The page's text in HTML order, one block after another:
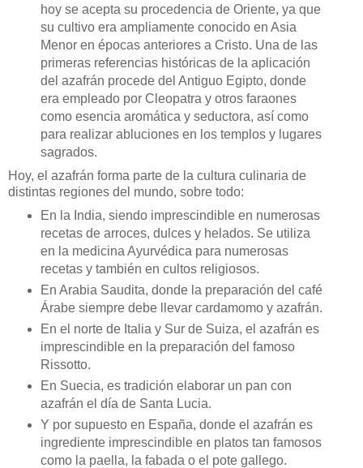
hoy se acepta su procedencia de Oriente, ya que
su cultivo era ampliamente conocido en Asia
Menor en épocas anteriores a Cristo. Una de las
primeras referencias históricas de la aplicación
del azafrán procede del Antiguo Egipto, donde
era empleado por Cleopatra y otros faraones
como esencia aromática y seductora, así como
para realizar abluciones en los templos y lugares
sagrados.
Hoy, el azafrán forma parte de la cultura culinaria de
distintas regiones del mundo, sobre todo:
En la India, siendo imprescindible en numerosas
recetas de arroces, dulces y helados. Se utiliza
en la medicina Ayurvédica para numerosas
recetas y también en cultos religiosos.
En Arabia Saudita, donde la preparación del café
Árabe siempre debe llevar cardamomo y azafrán.
En el norte de Italia y Sur de Suiza, el azafrán es
imprescindible en la preparación del famoso
Rissotto.
En Suecia, es tradición elaborar un pan con
azafrán el día de Santa Lucia.
Y por supuesto en España, donde el azafrán es
ingrediente imprescindible en platos tan famosos
como la paella, la fabada o el pote gallego.